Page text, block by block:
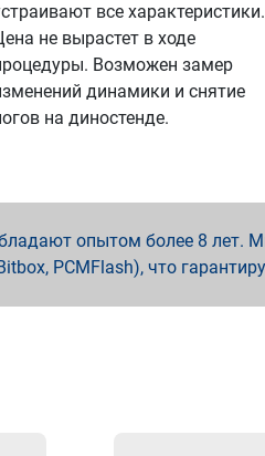
все характеристики.
не вырастет в ходе
Возможен замер
динамики и снятие
на диностенде.
опытом более 8 лет.
PCMFlash), что